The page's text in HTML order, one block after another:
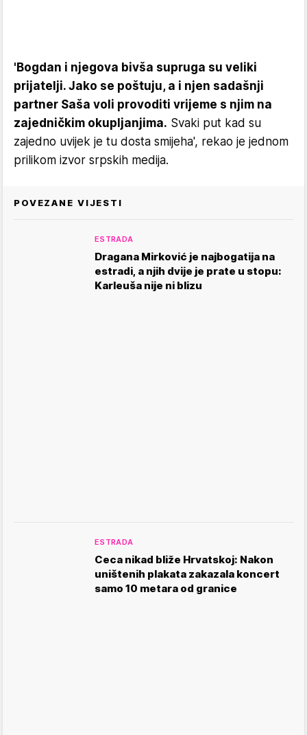
'Bogdan i njegova bivša supruga su veliki
prijatelji. Jako se poštuju, a i njen sadašnji
partner Saša voli provoditi vrijeme s njim na
zajedničkim okupljanjima. Svaki put kad su
zajedno uvijek je tu dosta smijeha', rekao je jednom
prilikom izvor srpskih medija.
POVEZANE VIJESTI
ESTRADA
Dragana Mirković je najbogatija na
estradi, a njih dvije je prate u stopu:
Karleuša nije ni blizu
ESTRADA
Ceca nikad bliže Hrvatskoj: Nakon
uništenih plakata zakazala koncert
samo 10 metara od granice